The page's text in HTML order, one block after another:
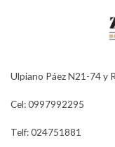
Ulpiano Páez N21-74 y
Cel: 0997992295
Telf: 024751881